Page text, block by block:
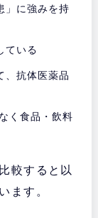
」に強みを持
ている
、抗体医薬品
く食品・飲料
較すると以
ます。